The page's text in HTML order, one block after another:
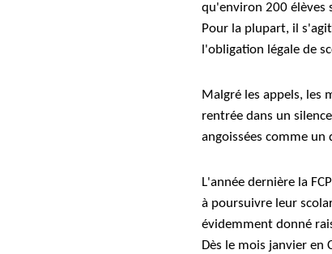
qu'environ 200 élèves
Pour la plupart, il
l'obligation légale de
Malgré les appels, les
rentrée dans un
angoissées comme un
L'année dernière la
à poursuivre leur
évidemment donné
Dès le mois janvier en